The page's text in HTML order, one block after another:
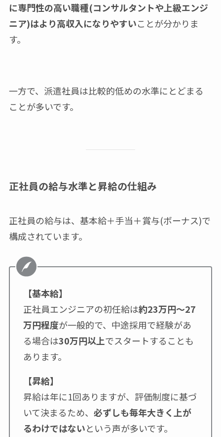
に専門性の高い職種(コンサルタントや上級エンジ
ニア)はより高収入になりやすいことが分かりま
す。
一方で、派遣社員は比較的低めの水準にとどまる
ことが多いです。
正社員の給与水準と昇給の仕組み
正社員の給与は、基本給＋手当＋賞与(ボーナス)で
構成されています。
【基本給】
正社員エンジニアの初任給は約23万円～27
万円程度が一般的で、中途採用で経験があ
る場合は30万円以上でスタートすることも
あります。
【昇給】
昇給は年に1回ありますが、評価制度に基づ
いて決まるため、 必ずしも毎年大きく上が
るわけではないという声が多いです。